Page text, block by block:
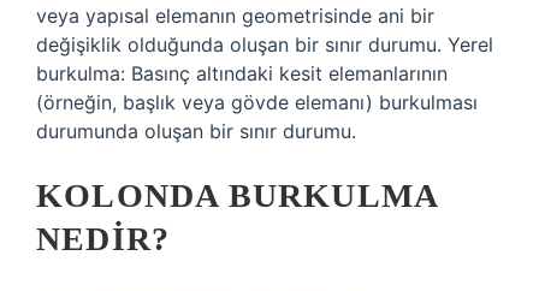
veya yapısal elemanın geometrisinde ani bir
değişiklik olduğunda oluşan bir sınır durumu. Yerel
burkulma: Basınç altındaki kesit elemanlarının
(örneğin, başlık veya gövde elemanı) burkulması
durumunda oluşan bir sınır durumu.
KOLONDA BURKULMA
NEDIR?